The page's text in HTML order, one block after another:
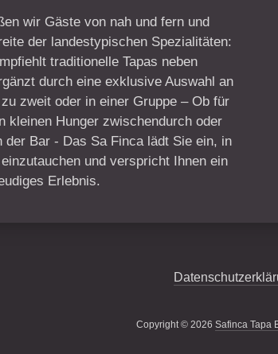
wir Gäste von nah und fern und
der landestypischen Spezialitäten:
traditionelle Tapas neben
durch eine exklusive Auswahl an
zweit oder in einer Gruppe – Ob für
kleinen Hunger zwischendurch oder
Bar - Das Sa Finca lädt Sie ein, in
und verspricht Ihnen ein
Erlebnis.
Copyright © 2026 Safinca Tapa